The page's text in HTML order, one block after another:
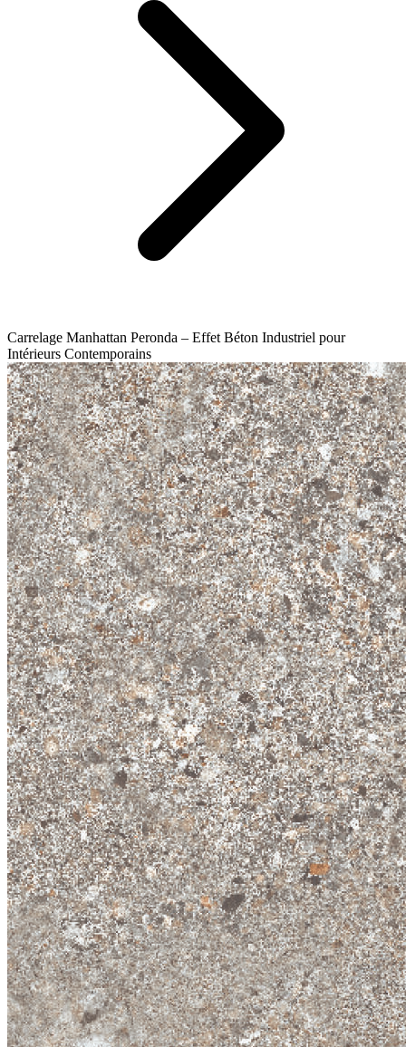
Carrelage Manhattan Peronda – Effet Béton Industriel pour
Intérieurs Contemporains